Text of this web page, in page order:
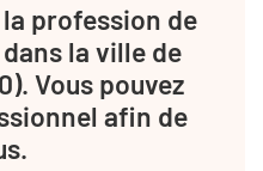
profession de
dans la ville de
Vous pouvez
afin de